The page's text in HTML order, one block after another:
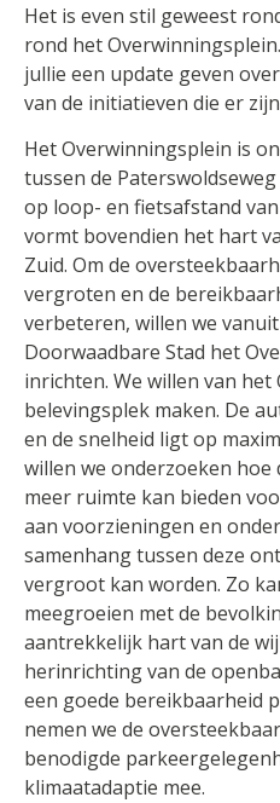
Het is even stil geweest
rond het
jullie een update geven
van de initiatieven die er
Het Overwinningsplein is
tussen de
op loop- en fietsafstand
vormt bovendien het hart
Zuid. Om de
vergroten en de
verbeteren, willen we
Doorwaadbare Stad het
inrichten. We willen van
belevingsplek maken. De
en de snelheid ligt op
willen we onderzoeken
meer ruimte kan bieden
aan voorzieningen en
samenhang tussen deze
vergroot kan worden. Zo
meegroeien met de
aantrekkelijk hart van de
herinrichting van de
een goede bereikbaarheid
nemen we de
benodigde
klimaatadaptie mee.